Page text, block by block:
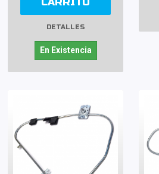
DETALLES
En Existencia